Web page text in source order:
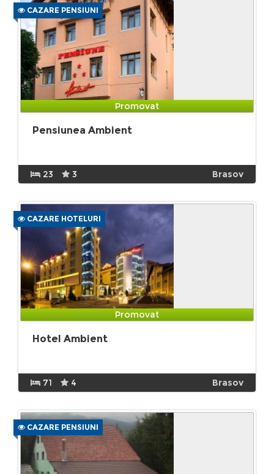
CAZARE PENSIUNI
Promovat
Pensiunea Ambient
23 3 Brasov
CAZARE HOTELURI
Promovat
Hotel Ambient
71 4 Brasov
CAZARE PENSIUNI